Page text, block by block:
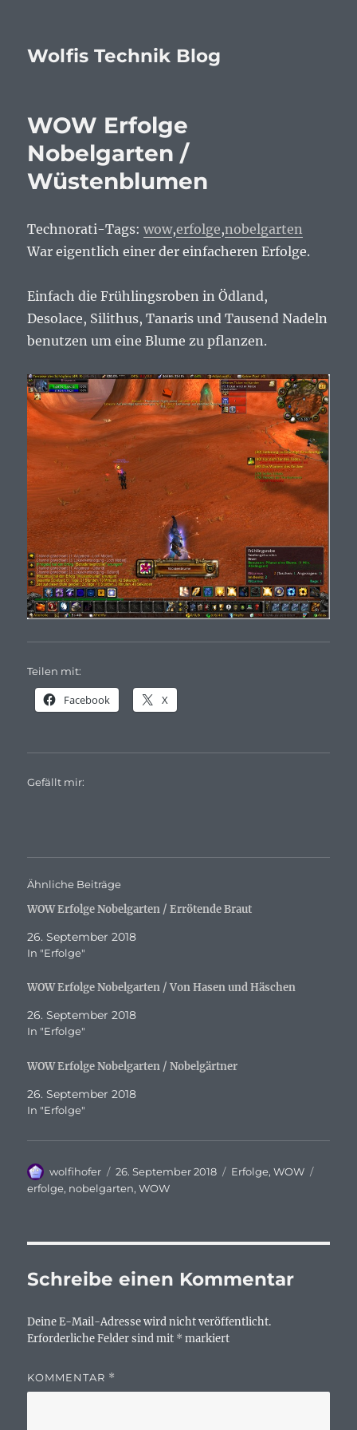
Wolfis Technik Blog
WOW Erfolge
Nobelgarten /
Wüstenblumen
Technorati-Tags:wow,erfolge,nobelgarten
War eigentlich einer der einfacheren Erfolge.
Einfach die Frühlingsroben in Ödland,
Desolace, Silithus, Tanaris und Tausend Nadeln
benutzen um eine Blume zu pflanzen.
Teilen mit:
Facebook X
Gefällt mir:
Ähnliche Beiträge
WOW Erfolge Nobelgarten / Errötende Braut
26. September 2018
In "Erfolge"
WOW Erfolge Nobelgarten / Von Hasen und Häschen
26. September 2018
In "Erfolge"
WOW Erfolge Nobelgarten / Nobelgärtner
26. September 2018
In "Erfolge"
Autor
wolfihofer
Veröffentlicht
am
26. September 2018 Kategorien
Erfolge,WOW
erfolge, nobelgarten,WOW
Schreibe einen Kommentar
Deine E-Mail-Adresse wird nicht veröffentlicht.
Erforderliche Felder sind mit * markiert
KOMMENTAR *